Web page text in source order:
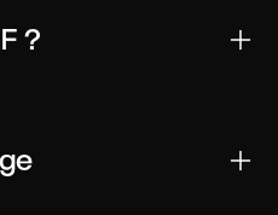
?
Web3. Il est
principaux